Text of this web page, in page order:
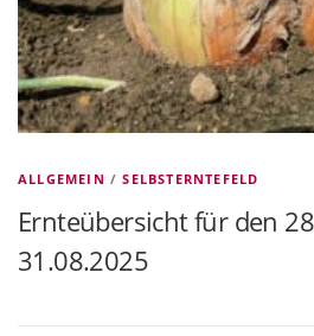
ALLGEMEIN /SELBSTERNTEFELD
Ernteübersicht für den
31.08.2025